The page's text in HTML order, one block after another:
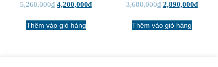
5,260,000₫ 4,200,000₫
Thêm vào giỏ hàng
3,680,000₫ 2,890,000₫
Thêm vào giỏ hàng